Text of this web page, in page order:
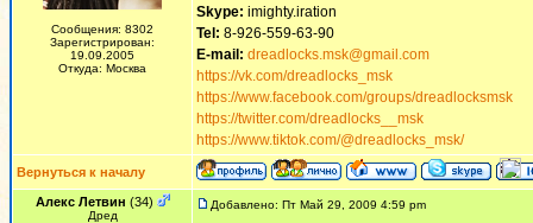
Сообщения: 8302
Зарегистрирован:
19.09.2005
Откуда: Москва
Skype: imighty.iration
Tel: 8-926-559-63-90
E-mail: dreadlocks.msk@gmail.com
https://vk.com/dreadlocks_msk
https://www.facebook.com/groups/dreadlocksmsk
https://twitter.com/dreadlocks__msk
https://www.tiktok.com/@dreadlocks_msk/
Вернуться к началу
Алекс Летвин (34)
Дред
Добавлено: Пт Май 29, 2009 4:59 pm